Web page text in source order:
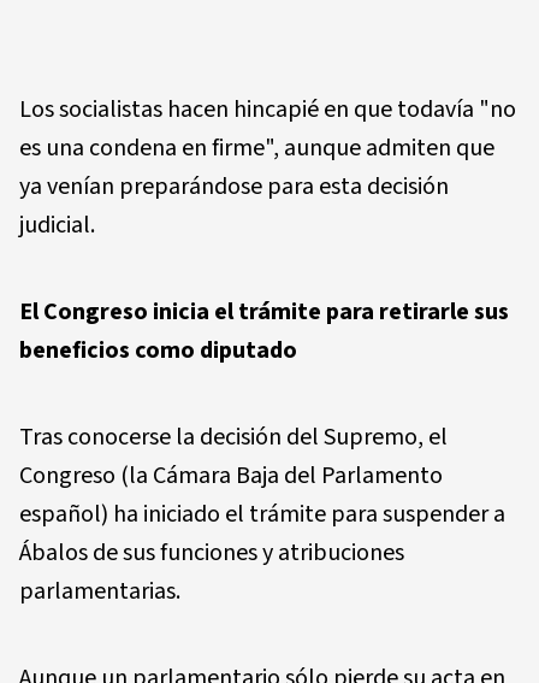
Los socialistas hacen hincapié en que todavía "no
es una condena en firme", aunque admiten que
ya venían preparándose para esta decisión
judicial.
El Congreso inicia el trámite para retirarle sus
beneficios como diputado
Tras conocerse la decisión del Supremo, el
Congreso (la Cámara Baja del Parlamento
español) ha iniciado el trámite para suspender a
Ábalos de sus funciones y atribuciones
parlamentarias.